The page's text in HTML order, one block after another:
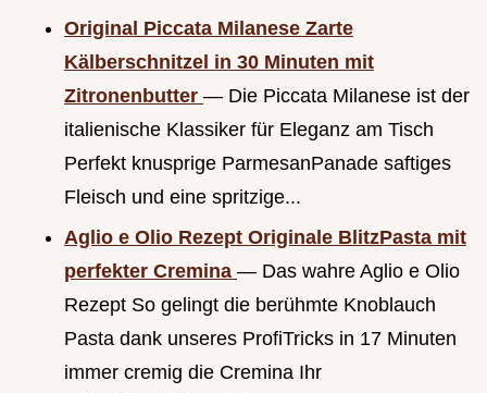
Original Piccata Milanese Zarte
Kälberschnitzel in 30 Minuten mit
Zitronenbutter — Die Piccata Milanese ist der
italienische Klassiker für Eleganz am Tisch
Perfekt knusprige ParmesanPanade saftiges
Fleisch und eine spritzige...
Aglio e Olio Rezept Originale BlitzPasta mit
perfekter Cremina — Das wahre Aglio e Olio
Rezept So gelingt die berühmte Knoblauch
Pasta dank unseres ProfiTricks in 17 Minuten
immer cremig die Cremina Ihr